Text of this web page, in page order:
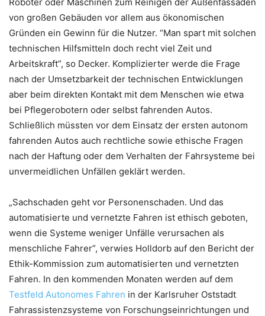
von großen Gebäuden vor allem aus ökonomischen
Gründen ein Gewinn für die Nutzer. “Man spart mit solchen
technischen Hilfsmitteln doch recht viel Zeit und
Arbeitskraft”, so Decker. Komplizierter werde die Frage
nach der Umsetzbarkeit der technischen Entwicklungen
aber beim direkten Kontakt mit dem Menschen wie etwa
bei Pflegerobotern oder selbst fahrenden Autos.
Schließlich müssten vor dem Einsatz der ersten autonom
fahrenden Autos auch rechtliche sowie ethische Fragen
nach der Haftung oder dem Verhalten der Fahrsysteme bei
unvermeidlichen Unfällen geklärt werden.
„Sachschaden geht vor Personenschaden. Und das
automatisierte und vernetzte Fahren ist ethisch geboten,
wenn die Systeme weniger Unfälle verursachen als
menschliche Fahrer”, verwies Holldorb auf den Bericht der
Ethik-Kommission zum automatisierten und vernetzten
Fahren. In den kommenden Monaten werden auf dem
Testfeld Autonomes Fahren in der Karlsruher Oststadt
Fahrassistenzsysteme von Forschungseinrichtungen und